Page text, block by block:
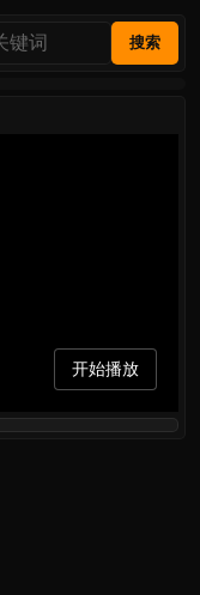
搜索
开始播放